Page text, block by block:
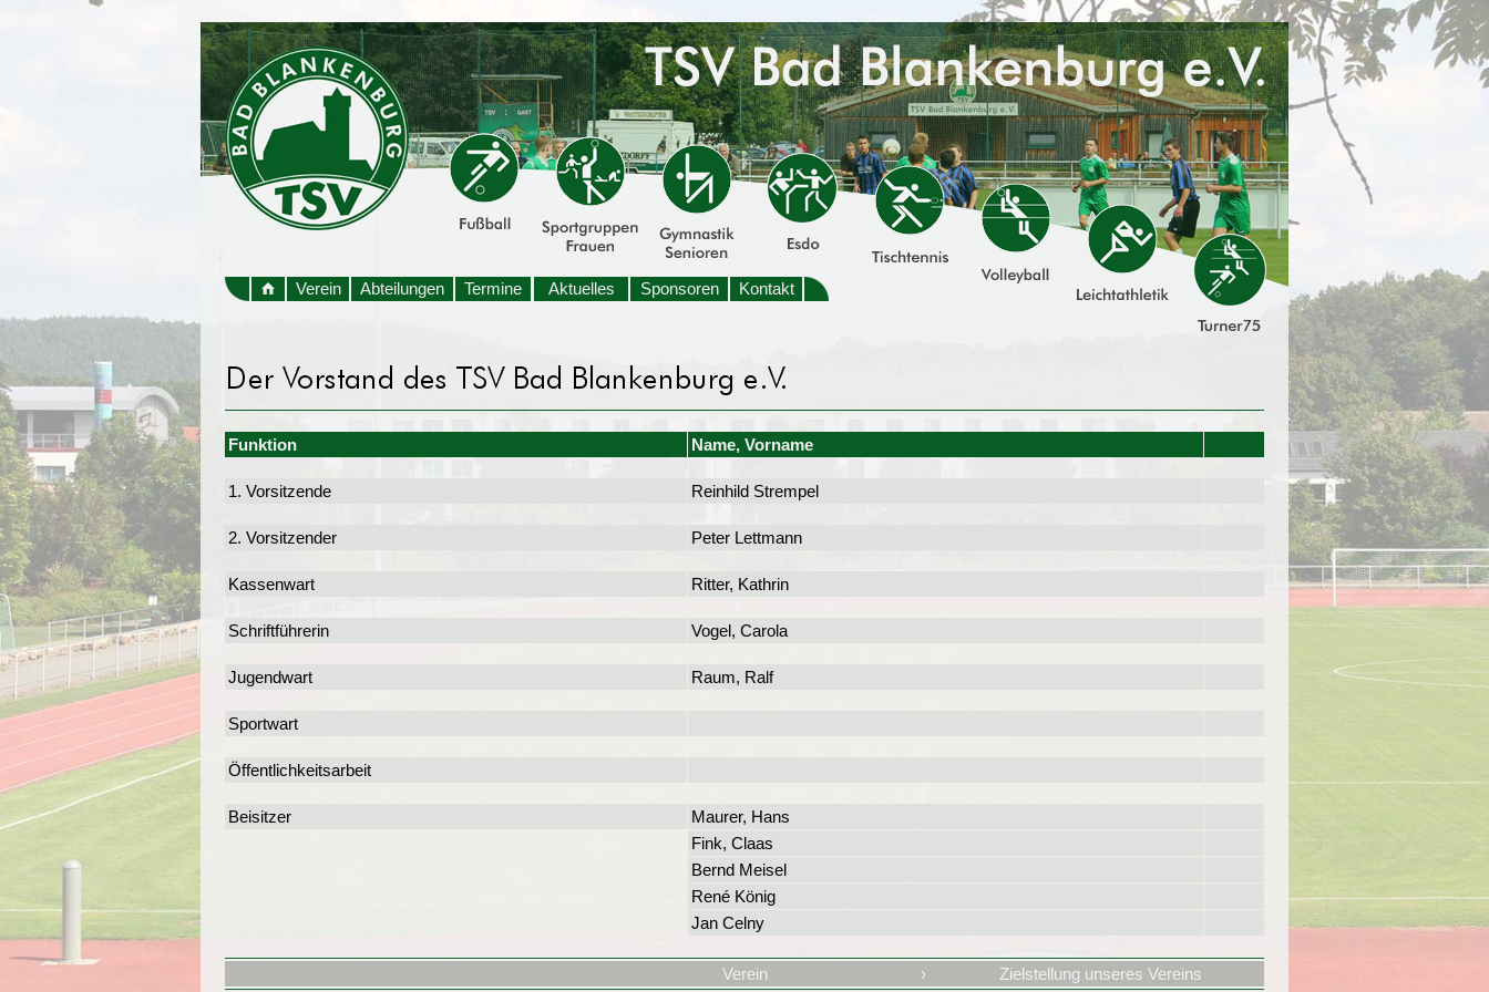
Verein Abteilungen Termine Aktuelles Sponsoren Kontakt
Funktion Name, Vorname
1. Vorsitzende Reinhild Strempel
2. Vorsitzender Peter Lettmann
Kassenwart Ritter, Kathrin
Schriftführerin Vogel, Carola
Jugendwart Raum, Ralf
Sportwart
Öffentlichkeitsarbeit
Beisitzer
Maurer, Hans
Fink, Claas
Bernd Meisel
René König
Jan Celny
Verein › Zielstellung unseres Vereins